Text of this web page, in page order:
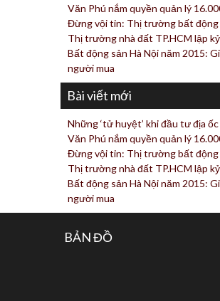
Văn Phú nắm quyền quản lý
Đừng vội tin: Thị trường bất động
Thị trường nhà đất TP.HCM lập
Bất động sản Hà Nội năm 2015:
người mua
Bài viết mới
Những ‘tử huyệt’ khi đầu tư địa ốc
Văn Phú nắm quyền quản lý
Đừng vội tin: Thị trường bất động
Thị trường nhà đất TP.HCM lập
Bất động sản Hà Nội năm 2015:
người mua
BẢN ĐỒ